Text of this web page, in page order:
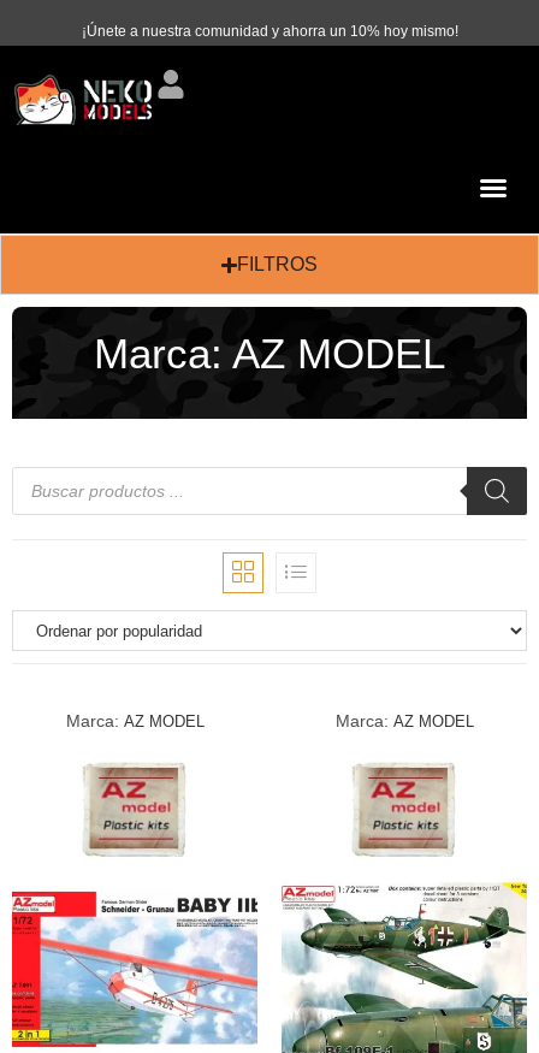
¡Únete a nuestra comunidad y ahorra un 10% hoy mismo!
FILTROS
Marca: AZ MODEL
Marca: AZ MODEL Marca: AZ MODEL